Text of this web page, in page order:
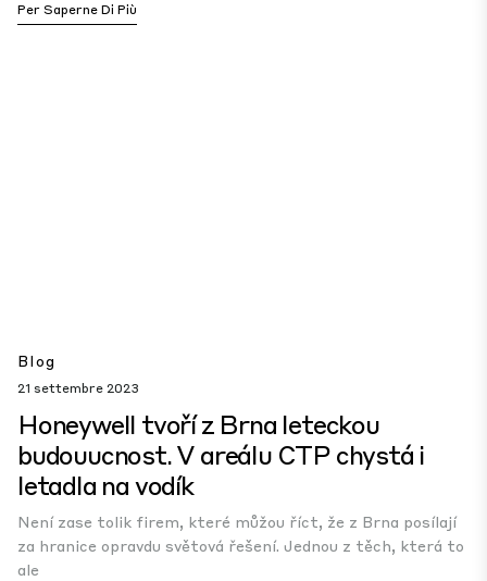
Per Saperne Di Più
Blog
21 settembre 2023
Honeywell tvoří z Brna leteckou
budouucnost. V areálu CTP chystá i
letadla na vodík
Není zase tolik firem, které můžou říct, že z Brna posílají
za hranice opravdu světová řešení. Jednou z těch, která to
ale